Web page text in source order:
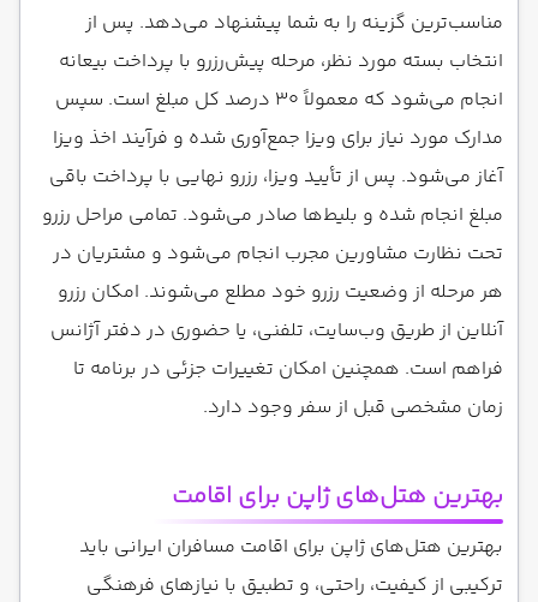
مناسب‌ترین گزینه را به شما پیشنهاد می‌دهد. پس از
انتخاب بسته مورد نظر، مرحله پیش‌رزرو با پرداخت بیعانه
انجام می‌شود که معمولاً ۳۰ درصد کل مبلغ است. سپس
مدارک مورد نیاز برای ویزا جمع‌آوری شده و فرآیند اخذ ویزا
آغاز می‌شود. پس از تأیید ویزا، رزرو نهایی با پرداخت باقی
مبلغ انجام شده و بلیط‌ها صادر می‌شود. تمامی مراحل رزرو
تحت نظارت مشاورین مجرب انجام می‌شود و مشتریان در
هر مرحله از وضعیت رزرو خود مطلع می‌شوند. امکان رزرو
آنلاین از طریق وب‌سایت، تلفنی، یا حضوری در دفتر آژانس
فراهم است. همچنین امکان تغییرات جزئی در برنامه تا
زمان مشخصی قبل از سفر وجود دارد.
بهترین هتل‌های ژاپن برای اقامت
بهترین هتل‌های ژاپن برای اقامت مسافران ایرانی باید
ترکیبی از کیفیت، راحتی، و تطبیق با نیازهای فرهنگی